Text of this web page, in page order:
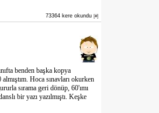
73364 kere okundu [#]
benden başka kopya
Hoca sınavları okurken
sırama geri dönüp, 60'ımı
bir yazı yazılmıştı. Keşke